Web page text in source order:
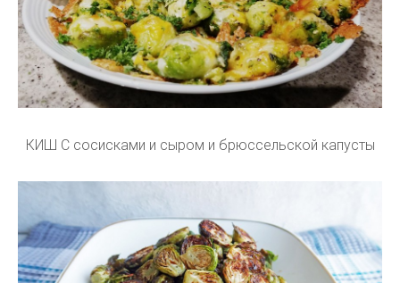
КИШ С сосисками и сыром и брюссельской капусты